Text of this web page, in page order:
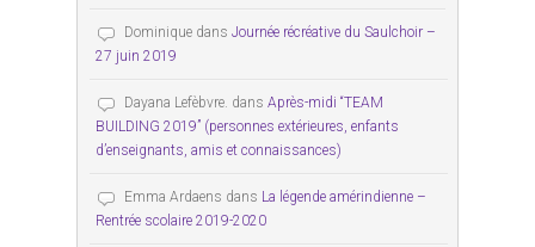
Dominique dans Journée récréative du Saulchoir –
27 juin 2019
Dayana Lefèbvre. dans Après-midi “TEAM
BUILDING 2019” (personnes extérieures, enfants
d’enseignants, amis et connaissances)
Emma Ardaens dans La légende amérindienne –
Rentrée scolaire 2019-2020